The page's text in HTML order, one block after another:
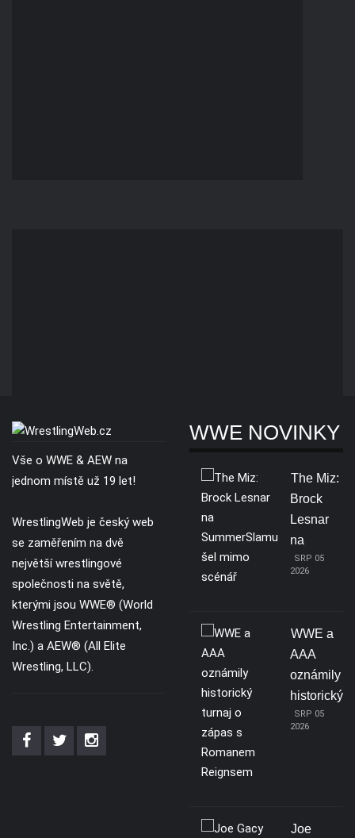
Vše o WWE & AEW na
jednom místě už 19 let!
WrestlingWeb je český web
se zaměřením na dvě
největší wrestlingové
společnosti na světě,
kterými jsou WWE® (World
Wrestling Entertainment,
Inc.) a AEW® (All Elite
Wrestling, LLC).
WWE NOVINKY
The Miz:
Brock
Lesnar
na
SRP 05
2026
WWE a
AAA
oznámily
historický
SRP 05
2026
Joe